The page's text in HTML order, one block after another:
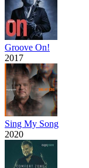
Groove On!
2017
Sing My Song
2020